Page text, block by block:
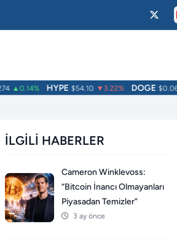
▲0.14% HYPE $54.10 ▼3.22% DOGE $0.0697
İLGILI HABERLER
Cameron Winklevoss:
“Bitcoin İnancı Olmayanları
Piyasadan Temizler”
3 ay önce